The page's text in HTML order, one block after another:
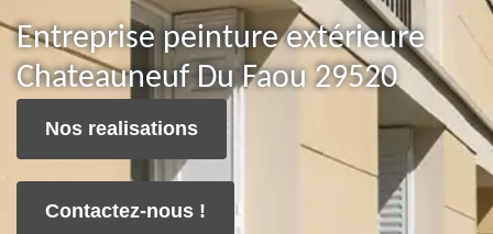
Entreprise peinture extérieure
Chateauneuf Du Faou 29520
Nos realisations
Contactez-nous !